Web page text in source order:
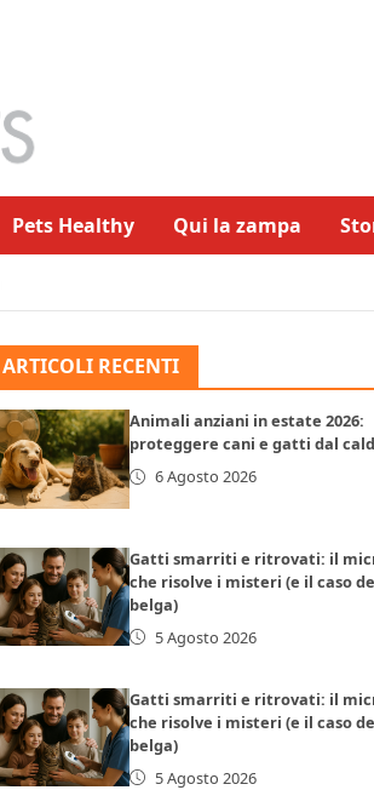
Pets Healthy Qui la zampa
ARTICOLI RECENTI
Animali anziani in estate 2026:
proteggere cani e gatti dal
6 Agosto 2026
Gatti smarriti e ritrovati: il
che risolve i misteri (e il caso
belga)
5 Agosto 2026
Gatti smarriti e ritrovati: il
che risolve i misteri (e il caso
belga)
5 Agosto 2026